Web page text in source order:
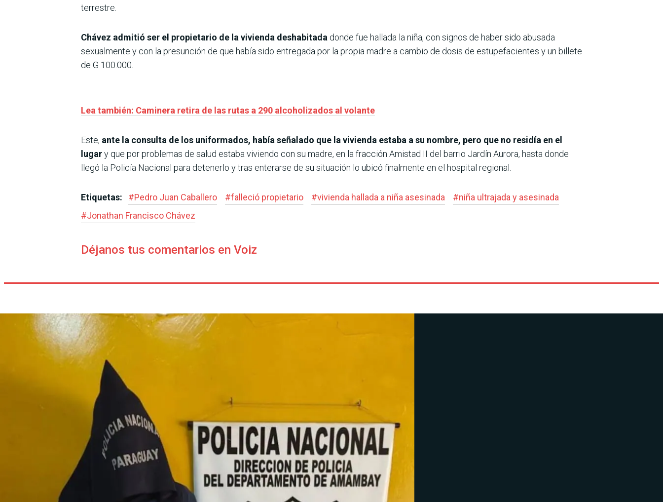
terrestre.
Chávez admitió ser el propietario de la vivienda deshabitada donde fue hallada la niña, con signos de haber sido abusada
sexualmente y con la presunción de que había sido entregada por la propia madre a cambio de dosis de estupefacientes y un billete
de G 100.000.
Lea también: Caminera retira de las rutas a 290 alcoholizados al volante
Este, ante la consulta de los uniformados, había señalado que la vivienda estaba a su nombre, pero que no residía en el
lugary que por problemas de salud estaba viviendo con su madre, en la fracción Amistad II del barrio Jardín Aurora, hasta donde
llegó la Policía Nacional para detenerlo y tras enterarse de su situación lo ubicó finalmente en el hospital regional.
Etiquetas: #Pedro Juan Caballero #falleció propietario #vivienda hallada a niña asesinada #niña ultrajada y asesinada
#Jonathan Francisco Chávez
Déjanos tus comentarios en Voiz